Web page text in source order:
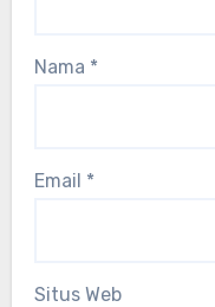
Nama *
Email *
Situs Web